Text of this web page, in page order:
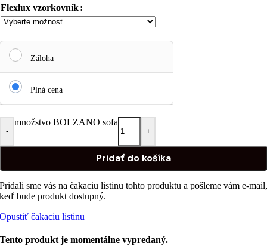
Flexlux vzorkovník
Záloha
Plná cena
-
množstvo BOLZANO sofa
+
Pridať do košíka
Pridali sme vás na čakaciu listinu tohto produktu a pošleme vám e-mail,
keď bude produkt dostupný.
Opustiť čakaciu listinu
Tento produkt je momentálne vypredaný.